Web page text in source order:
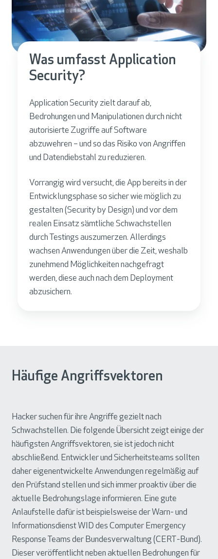
Was umfasst Application
Security?
Application Security zielt darauf ab,
Bedrohungen und Manipulationen durch nicht
autorisierte Zugriffe auf Software
abzuwehren – und so das Risiko von Angriffen
und Datendiebstahl zu reduzieren.
Vorrangig wird versucht, die App bereits in der
Entwicklungsphase so sicher wie möglich zu
gestalten (Security by Design) und vor dem
realen Einsatz sämtliche Schwachstellen
durch Testings auszumerzen. Allerdings
wachsen Anwendungen über die Zeit, weshalb
zunehmend Möglichkeiten nachgefragt
werden, diese auch nach dem Deployment
abzusichern.
Häufige Angriffsvektoren
Hacker suchen für ihre Angriffe gezielt nach
Schwachstellen. Die folgende Übersicht zeigt einige der
häufigsten Angriffsvektoren, sie ist jedoch nicht
abschließend. Entwickler und Sicherheitsteams sollten
daher eigenentwickelte Anwendungen regelmäßig auf
den Prüfstand stellen und sich immer proaktiv über die
aktuelle Bedrohungslage informieren. Eine gute
Anlaufstelle dafür ist beispielsweise der Warn- und
Informationsdienst WID des Computer Emergency
Response Teams der Bundesverwaltung (CERT-Bund).
Dieser veröffentlicht neben aktuellen Bedrohungen für